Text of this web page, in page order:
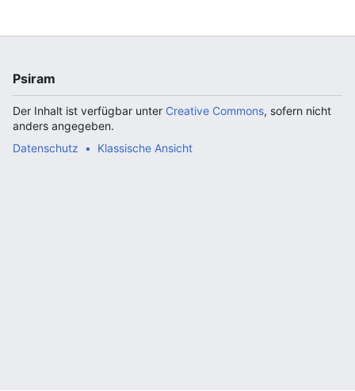
Psiram
Der Inhalt ist verfügbar unter Creative Commons, sofern nicht
anders angegeben.
Datenschutz
Klassische Ansicht